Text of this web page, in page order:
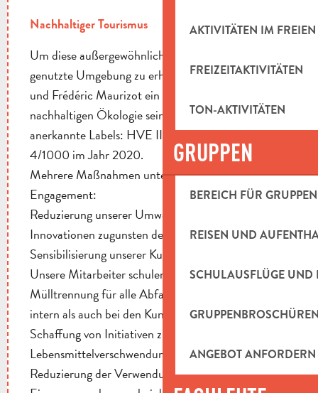
AKTIVITÄTEN IM FREIEN
FREIZEITAKTIVITÄTEN
TON-AKTIVITÄTEN
GRUPPEN
BEREICH FÜR GRUPPEN
REISEN UND
SCHULAUSFLÜGE UND
ANGEBOT ANFORDERN
Nachhaltiger Tourismus
Um diese außergewöhnliche und landwirtschaftlich
genutzte Umgebung zu erhalten, wollen Laurence
und Frédéric Maurizot ein Vorbild im Bereich der
nachhaltigen Ökologie sein. Sie erhalten drei
anerkannte Labels: HVE III im Jahr 2019, BIO &
4/1000 im Jahr 2020.
Mehrere Maßnahmen unterstreichen ihr
Engagement:
Reduzierung unserer Umweltauswirkungen
Innovationen zugunsten der lokalen Bevölkerung
Sensibilisierung unserer Kunden und Lieferanten.
Unsere Mitarbeiter schulen .
Mülltrennung für alle Abfallkategorien sowohl
intern als auch bei den Kunden.
Schaffung von Initiativen zur Verringerung der
Lebensmittelverschwendung.
Reduzierung der Verwendung von